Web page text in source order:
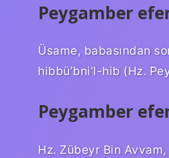
Peygamber
Üsame, babasından
hibbü’bni’l-hib (Hz.
Peygamber
Hz. Zübeyr Bin